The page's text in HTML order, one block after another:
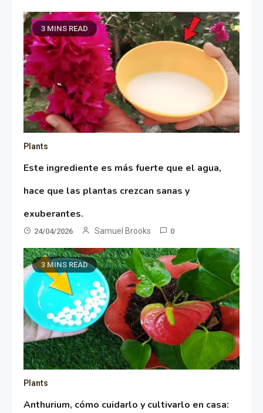
3 MINS READ
Plants
Este ingrediente es más fuerte que el agua,
hace que las plantas crezcan sanas y
exuberantes.
24/04/2026 Samuel Brooks 0
3 MINS READ
Plants
Anthurium, cómo cuidarlo y cultivarlo en casa: